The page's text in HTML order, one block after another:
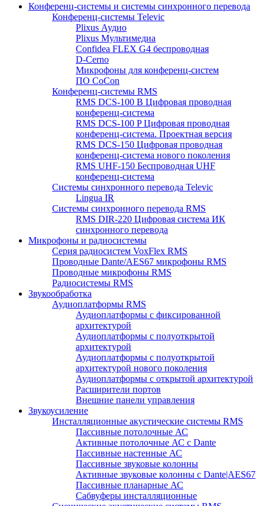
Конференц-системы и системы синхронного перевода
Конференц-системы Televic
Plixus Аудио
Plixus Мультимедиа
Confidea FLEX G4 беспроводная
D-Cerno
Микрофоны для конференц-систем
ПО CoCon
Конференц-системы RMS
RMS DCS-100 B Цифровая проводная
конференц-система
RMS DCS-100 P Цифровая проводная
конференц-система. Проектная версия
RMS DCS-150 Цифровая проводная
конференц-система нового поколения
RMS UHF-150 Беспроводная UHF
конференц-система
Системы синхронного перевода Televic
Lingua IR
Системы синхронного перевода RMS
RMS DIR-220 Цифровая система ИК
синхронного перевода
Микрофоны и радиосистемы
Серия радиосистем VoxFlex RMS
Проводные Dante/AES67 микрофоны RMS
Проводные микрофоны RMS
Радиосистемы RMS
Звукообработка
Аудиоплатформы RMS
Аудиоплатформы с фиксированной
архитектурой
Аудиоплатформы с полуоткрытой
архитектурой
Аудиоплатформы с полуоткрытой
архитектурой нового поколения
Аудиоплатформы с открытой архитектурой
Расширители портов
Внешние панели управления
Звукоусиление
Инсталляционные акустические системы RMS
Пассивные потолочные АС
Активные потолочные АС с Dante
Пассивные настенные АС
Пассивные звуковые колонны
Активные звуковые колонны с Dante|AES67
Пассивные планарные АС
Сабвуферы инсталляционные